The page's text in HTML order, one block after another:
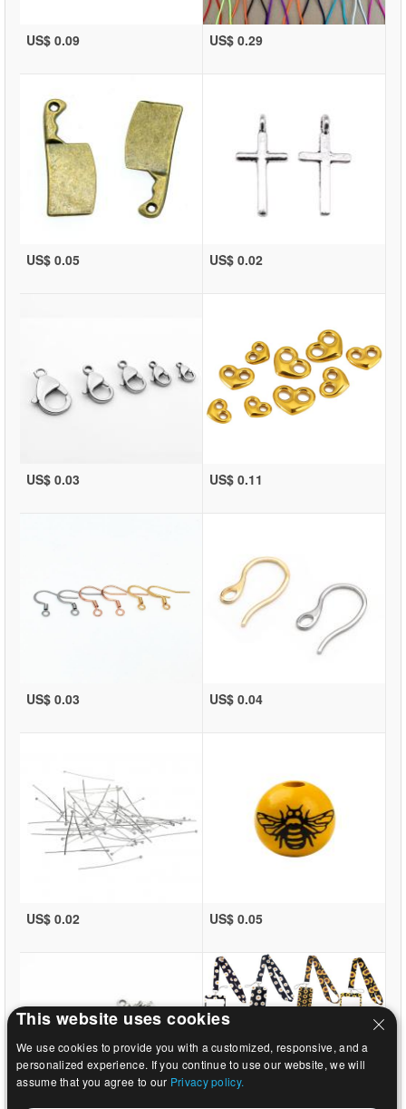
US$ 0.09 US$ 0.29
US$ 0.05 US$ 0.02
US$ 0.03 US$ 0.11
US$ 0.03 US$ 0.04
US$ 0.02 US$ 0.05
This website uses cookies
We use cookies to provide you with a customized, responsive, and a
personalized experience. If you continue to use our website, we will
assume that you agree to our Privacy policy.